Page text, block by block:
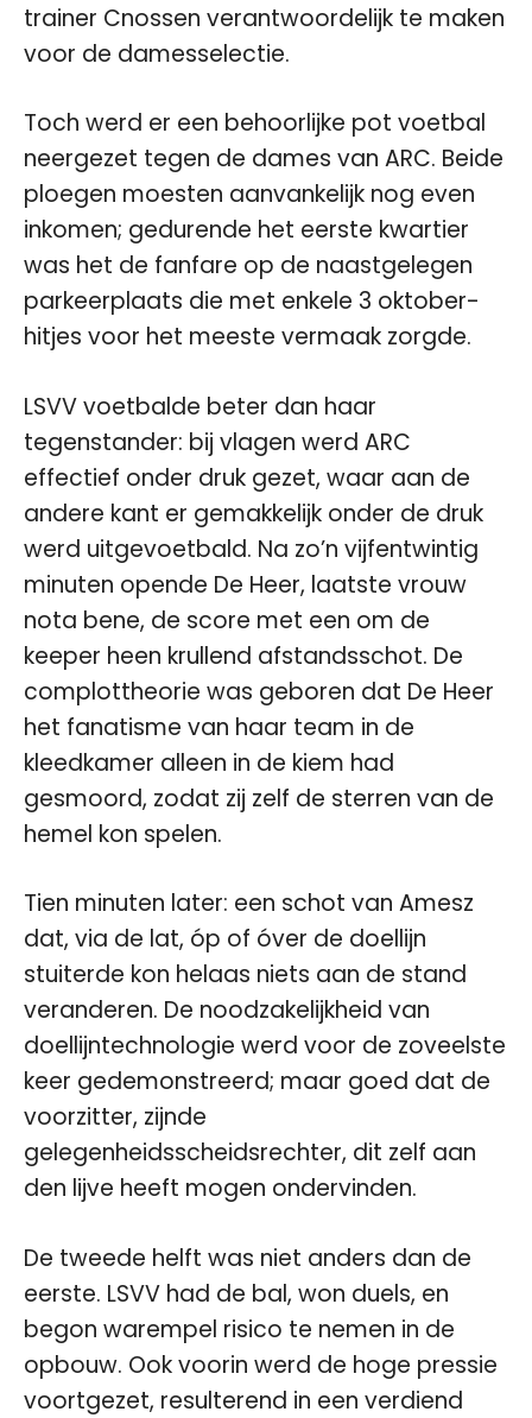
trainer Cnossen verantwoordelijk te maken
voor de damesselectie.
Toch werd er een behoorlijke pot voetbal
neergezet tegen de dames van ARC. Beide
ploegen moesten aanvankelijk nog even
inkomen; gedurende het eerste kwartier
was het de fanfare op de naastgelegen
parkeerplaats die met enkele 3 oktober-
hitjes voor het meeste vermaak zorgde.
LSVV voetbalde beter dan haar
tegenstander: bij vlagen werd ARC
effectief onder druk gezet, waar aan de
andere kant er gemakkelijk onder de druk
werd uitgevoetbald. Na zo’n vijfentwintig
minuten opende De Heer, laatste vrouw
nota bene, de score met een om de
keeper heen krullend afstandsschot. De
complottheorie was geboren dat De Heer
het fanatisme van haar team in de
kleedkamer alleen in de kiem had
gesmoord, zodat zij zelf de sterren van de
hemel kon spelen.
Tien minuten later: een schot van Amesz
dat, via de lat, óp of óver de doellijn
stuiterde kon helaas niets aan de stand
veranderen. De noodzakelijkheid van
doellijntechnologie werd voor de zoveelste
keer gedemonstreerd; maar goed dat de
voorzitter, zijnde
gelegenheidsscheidsrechter, dit zelf aan
den lijve heeft mogen ondervinden.
De tweede helft was niet anders dan de
eerste. LSVV had de bal, won duels, en
begon warempel risico te nemen in de
opbouw. Ook voorin werd de hoge pressie
voortgezet, resulterend in een verdiend